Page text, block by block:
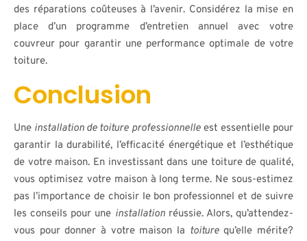
des réparations coûteuses à l’avenir. Considérez la mise en
place d’un programme d’entretien annuel avec votre
couvreur pour garantir une performance optimale de votre
toiture.
Conclusion
Une installation de toiture professionnelleest essentielle pour
garantir la durabilité, l’efficacité énergétique et l’esthétique
de votre maison. En investissant dans une toiture de qualité,
vous optimisez votre maison à long terme. Ne sous-estimez
pas l’importance de choisir le bon professionnel et de suivre
les conseils pour une installationréussie. Alors, qu’attendez-
vous pour donner à votre maison la toiturequ’elle mérite?